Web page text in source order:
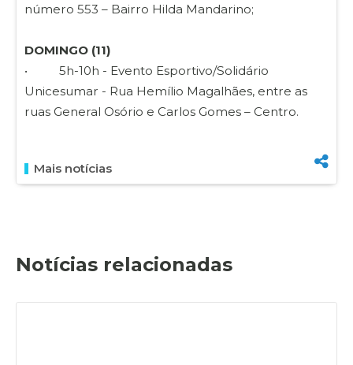
número 553 – Bairro Hilda Mandarino;
DOMINGO (11)
• 5h-10h - Evento Esportivo/Solidário
Unicesumar - Rua Hemílio Magalhães, entre as
ruas General Osório e Carlos Gomes – Centro.
Mais notícias
Notícias relacionadas